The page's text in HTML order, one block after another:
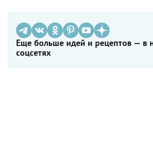
Еще больше идей и рецептов — в
соцсетях